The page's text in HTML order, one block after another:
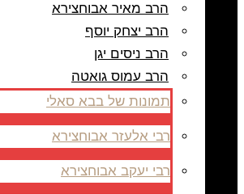
הרב מאיר אבוחצירא
הרב יצחק יוסף
הרב ניסים יגן
הרב עמוס גואטה
תמונות של בבא סאלי
רבי אלעזר אבוחצירא
רבי יעקב אבוחצירא